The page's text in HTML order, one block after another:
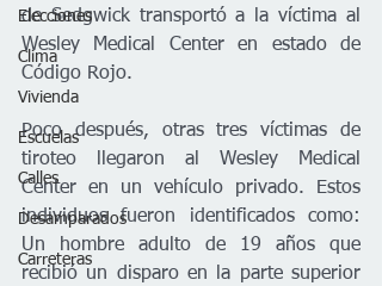
Elecciones
Clima
Vivienda
Escuelas
Calles
Desamparados
Carreteras
de Sedgwick transportó a la víctima al
Wesley Medical Center en estado de
Código Rojo.
Poco después, otras tres víctimas de
tiroteo llegaron al Wesley Medical
Center en un vehículo privado. Estos
individuos fueron identificados como:
Un hombre adulto de 19 años que
recibió un disparo en la parte superior